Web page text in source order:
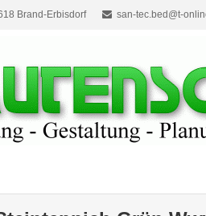
Brand-Erbisdorf san-tec.bed@t-